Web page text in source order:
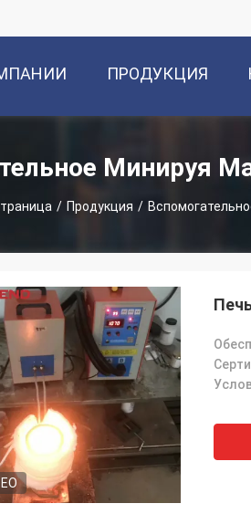
ПРОДУКЦИЯ
Минируя
/ Продукция /